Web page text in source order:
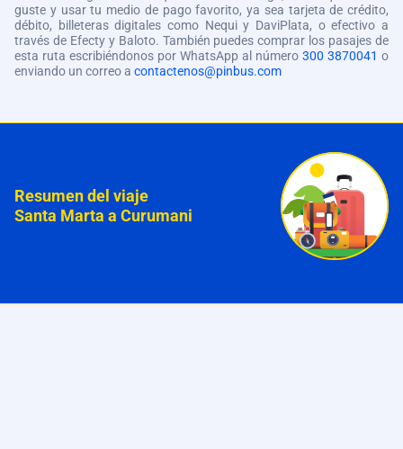
guste y usar tu medio de pago favorito, ya sea tarjeta de crédito,
débito, billeteras digitales como Nequi y DaviPlata, o efectivo a
través de Efecty y Baloto. También puedes comprar los pasajes de
esta ruta escribiéndonos por WhatsApp al número 300 3870041 o
enviando un correo a contactenos@pinbus.com
Resumen del viaje
Santa Marta a Curumani